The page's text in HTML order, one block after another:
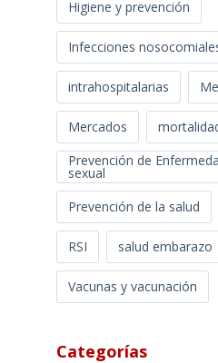
Higiene y prevención
Infecciones
intrahospitalarias
Mercados
Prevención de
sexual
Prevención de la salud
RSI salud embarazo
Vacunas y vacunación
Categorías